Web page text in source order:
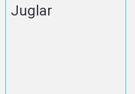
Juglar